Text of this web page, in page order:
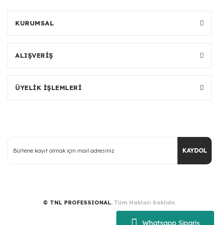
Whatsapp Sipariş
KURUMSAL
ALIŞVERİŞ
ÜYELİK İŞLEMLERİ
KAYDOL
© TNL PROFESSIONAL. Tüm Hakları Saklıdır.